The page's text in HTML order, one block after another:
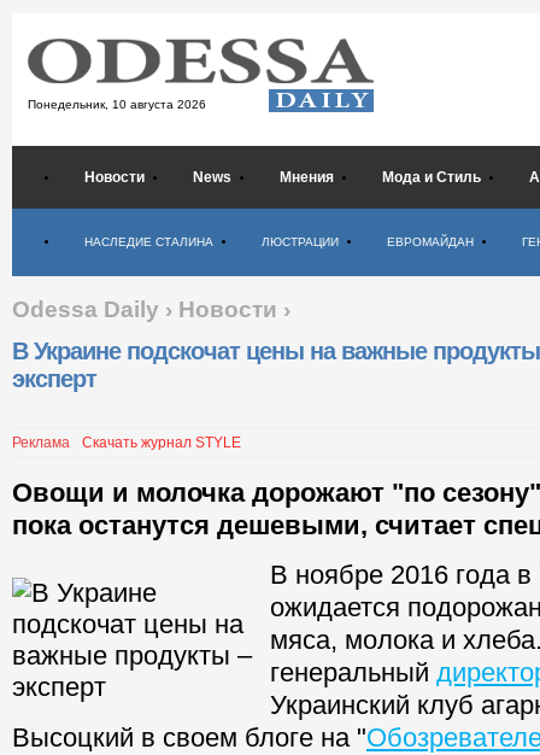
Понедельник, 10 августа 2026
Новости News Мнения Мода и Стиль
НАСЛЕДИЕ СТАЛИНА ЛЮСТРАЦИИ ЕВРОМАЙДАН
Odessa Daily › Новости ›
В Украине подскочат цены на важные
эксперт
Реклама Скачать журнал STYLE
Овощи и молочка дорожают "по
пока останутся дешевыми, считает
В ноябре 2016 года в
ожидается
мяса, молока и
генеральный
Украинский клуб
Высоцкий в своем блоге на "